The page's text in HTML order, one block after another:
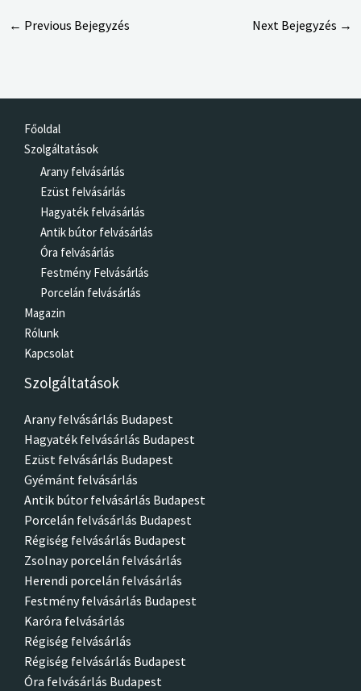
← Previous Bejegyzés Next Bejegyzés →
Főoldal
Szolgáltatások
Arany felvásárlás
Ezüst felvásárlás
Hagyaték felvásárlás
Antik bútor felvásárlás
Óra felvásárlás
Festmény Felvásárlás
Porcelán felvásárlás
Magazin
Rólunk
Kapcsolat
Szolgáltatások
Arany felvásárlás Budapest
Hagyaték felvásárlás Budapest
Ezüst felvásárlás Budapest
Gyémánt felvásárlás
Antik bútor felvásárlás Budapest
Porcelán felvásárlás Budapest
Régiség felvásárlás Budapest
Zsolnay porcelán felvásárlás
Herendi porcelán felvásárlás
Festmény felvásárlás Budapest
Karóra felvásárlás
Régiség felvásárlás
Régiség felvásárlás Budapest
Óra felvásárlás Budapest